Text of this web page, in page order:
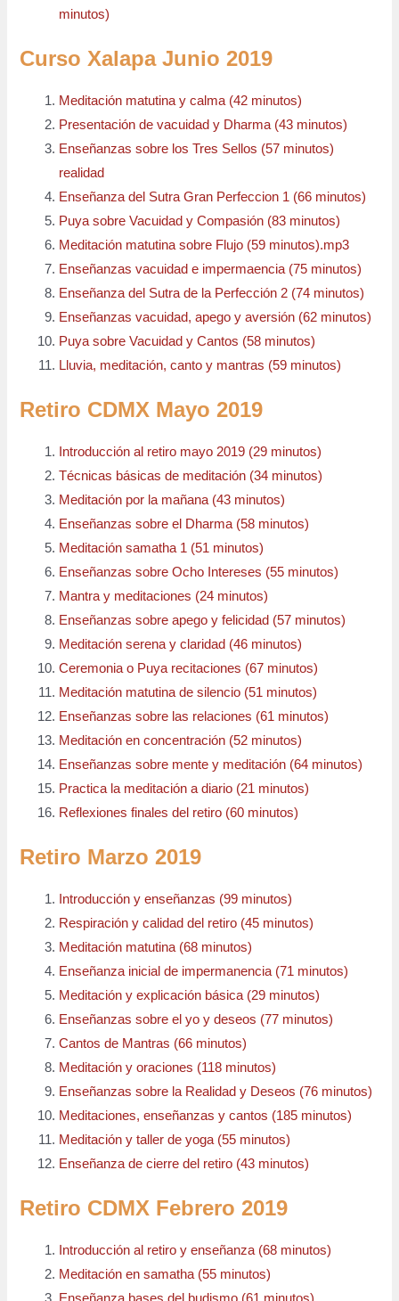
minutos)
Curso Xalapa Junio 2019
Meditación matutina y calma (42 minutos)
Presentación de vacuidad y Dharma (43 minutos)
Enseñanzas sobre los Tres Sellos (57 minutos)
realidad
Enseñanza del Sutra Gran Perfeccion 1 (66 minutos)
Puya sobre Vacuidad y Compasión (83 minutos)
Meditación matutina sobre Flujo (59 minutos).mp3
Enseñanzas vacuidad e impermaencia (75 minutos)
Enseñanza del Sutra de la Perfección 2 (74 minutos)
Enseñanzas vacuidad, apego y aversión (62 minutos)
Puya sobre Vacuidad y Cantos (58 minutos)
Lluvia, meditación, canto y mantras (59 minutos)
Retiro CDMX Mayo 2019
Introducción al retiro mayo 2019 (29 minutos)
Técnicas básicas de meditación (34 minutos)
Meditación por la mañana (43 minutos)
Enseñanzas sobre el Dharma (58 minutos)
Meditación samatha 1 (51 minutos)
Enseñanzas sobre Ocho Intereses (55 minutos)
Mantra y meditaciones (24 minutos)
Enseñanzas sobre apego y felicidad (57 minutos)
Meditación serena y claridad (46 minutos)
Ceremonia o Puya recitaciones (67 minutos)
Meditación matutina de silencio (51 minutos)
Enseñanzas sobre las relaciones (61 minutos)
Meditación en concentración (52 minutos)
Enseñanzas sobre mente y meditación (64 minutos)
Practica la meditación a diario (21 minutos)
Reflexiones finales del retiro (60 minutos)
Retiro Marzo 2019
Introducción y enseñanzas (99 minutos)
Respiración y calidad del retiro (45 minutos)
Meditación matutina (68 minutos)
Enseñanza inicial de impermanencia (71 minutos)
Meditación y explicación básica (29 minutos)
Enseñanzas sobre el yo y deseos (77 minutos)
Cantos de Mantras (66 minutos)
Meditación y oraciones (118 minutos)
Enseñanzas sobre la Realidad y Deseos (76 minutos)
Meditaciones, enseñanzas y cantos (185 minutos)
Meditación y taller de yoga (55 minutos)
Enseñanza de cierre del retiro (43 minutos)
Retiro CDMX Febrero 2019
Introducción al retiro y enseñanza (68 minutos)
Meditación en samatha (55 minutos)
Enseñanza bases del budismo (61 minutos)